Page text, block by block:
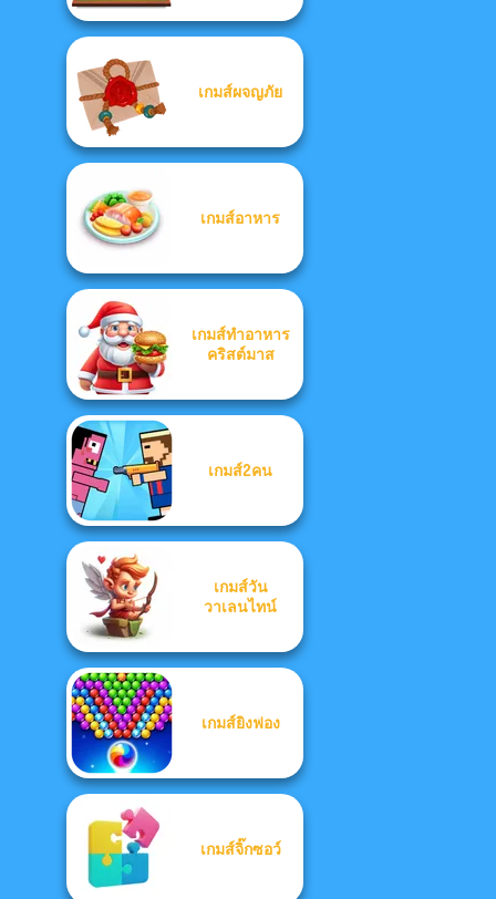
เกมส์ผจญภัย
เกมส์อาหาร
เกมส์ทำอาหาร
คริสต์มาส
เกมส์2คน
เกมส์วัน
วาเลนไทน์
เกมส์ยิงฟอง
เกมส์จิ๊กซอว์